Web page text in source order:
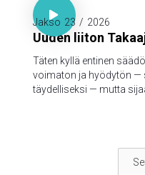

Jakso 23 / 2026
Uuden liiton
Täten kyllä entinen
voimaton ja hyödytön —
täydelliseksi — mutta